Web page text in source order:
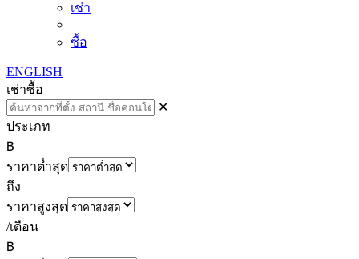
เช่า
ซื้อ
ENGLISH
เช่าซื้อ
✕
ประเภท
฿
ราคาต่ำสุด
ถึง
ราคาสูงสุด
/เดือน
฿